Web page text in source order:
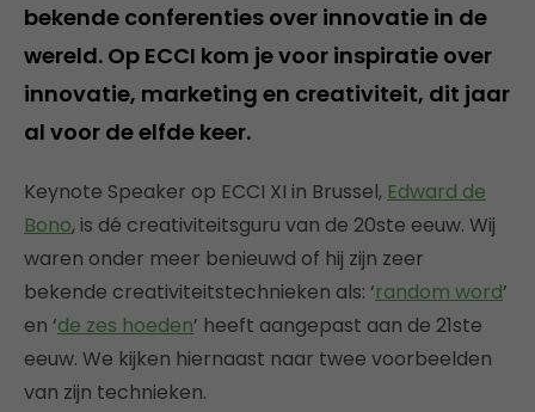
bekende conferenties over innovatie in de
wereld. Op ECCI kom je voor inspiratie over
innovatie, marketing en creativiteit, dit jaar
al voor de elfde keer.
Keynote Speaker op ECCI XI in Brussel, Edward de
Bono, is dé creativiteitsguru van de 20ste eeuw. Wij
waren onder meer benieuwd of hij zijn zeer
bekende creativiteitstechnieken als: ‘random word’
en ‘de zes hoeden’ heeft aangepast aan de 21ste
eeuw. We kijken hiernaast naar twee voorbeelden
van zijn technieken.